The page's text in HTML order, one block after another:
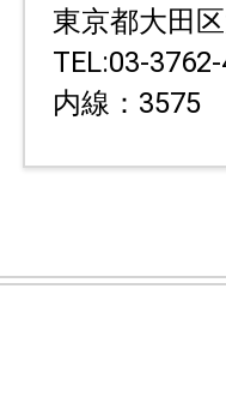
東京都大田
TEL:03-3762-
内線：3575